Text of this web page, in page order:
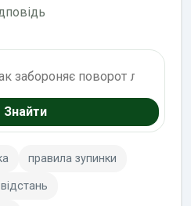
Знайти
правила зупинки